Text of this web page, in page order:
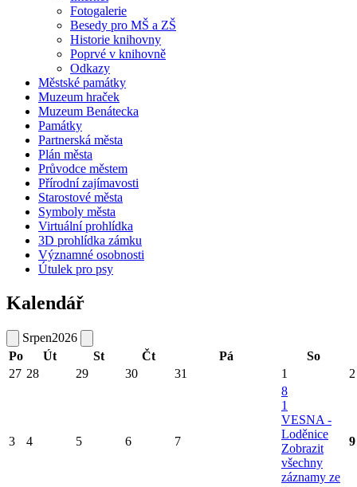
Fotogalerie
Besedy pro MŠ a ZŠ
Historie knihovny
Poprvé v knihovně
Odkazy
Městské památky
Muzeum hraček
Muzeum Benátecka
Památky
Partnerská města
Plán města
Průvodce městem
Přírodní zajímavosti
Starostové města
Symboly města
Virtuální prohlídka
3D prohlídka zámku
Významné osobnosti
Útulek pro psy
Kalendář
Srpen2026
Po
Út St Čt Pá
So
27 28 29 30 31 1 2
3 4 5 6 7
8
1
VESNA -
Loděnice
Zobrazit
všechny
záznamy ze
9